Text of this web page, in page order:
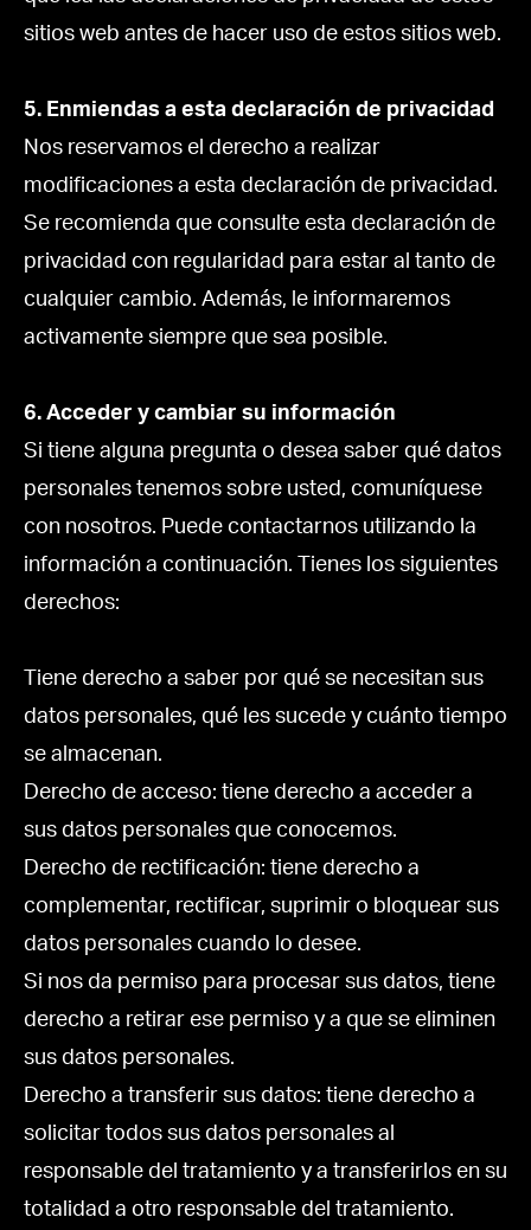
sitios web antes de hacer uso de estos sitios web.
5. Enmiendas a esta declaración de privacidad
Nos reservamos el derecho a realizar
modificaciones a esta declaración de privacidad.
Se recomienda que consulte esta declaración de
privacidad con regularidad para estar al tanto de
cualquier cambio. Además, le informaremos
activamente siempre que sea posible.
6. Acceder y cambiar su información
Si tiene alguna pregunta o desea saber qué datos
personales tenemos sobre usted, comuníquese
con nosotros. Puede contactarnos utilizando la
información a continuación. Tienes los siguientes
derechos:
Tiene derecho a saber por qué se necesitan sus
datos personales, qué les sucede y cuánto tiempo
se almacenan.
Derecho de acceso: tiene derecho a acceder a
sus datos personales que conocemos.
Derecho de rectificación: tiene derecho a
complementar, rectificar, suprimir o bloquear sus
datos personales cuando lo desee.
Si nos da permiso para procesar sus datos, tiene
derecho a retirar ese permiso y a que se eliminen
sus datos personales.
Derecho a transferir sus datos: tiene derecho a
solicitar todos sus datos personales al
responsable del tratamiento y a transferirlos en su
totalidad a otro responsable del tratamiento.